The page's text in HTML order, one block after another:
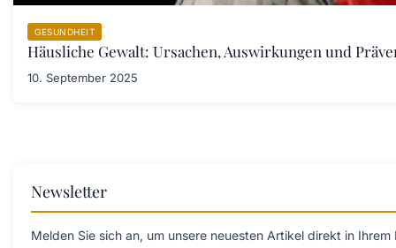
GESUNDHEIT
Häusliche Gewalt: Ursachen, Auswirkungen und
10. September 2025
Newsletter
Melden Sie sich an, um unsere neuesten Artikel direkt in